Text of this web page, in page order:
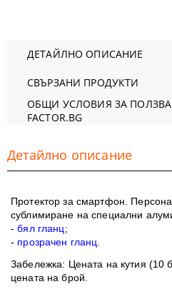
ДЕТАЙЛНО ОПИСАНИЕ
СВЪРЗАНИ ПРОДУКТИ
ОБЩИ УСЛОВИЯ ЗА
FACTOR.BG
Детайлно описание
Протектор за смартфон .
сублимиране на специални
-бял гланц;
- прозрачен гланц
Забележка: Цената на кутия (10
цената на брой.